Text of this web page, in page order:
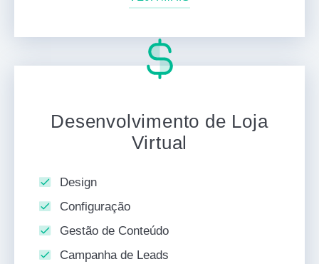
Desenvolvimento de Loja
Virtual
Design
Configuração
Gestão de Conteúdo
Campanha de Leads